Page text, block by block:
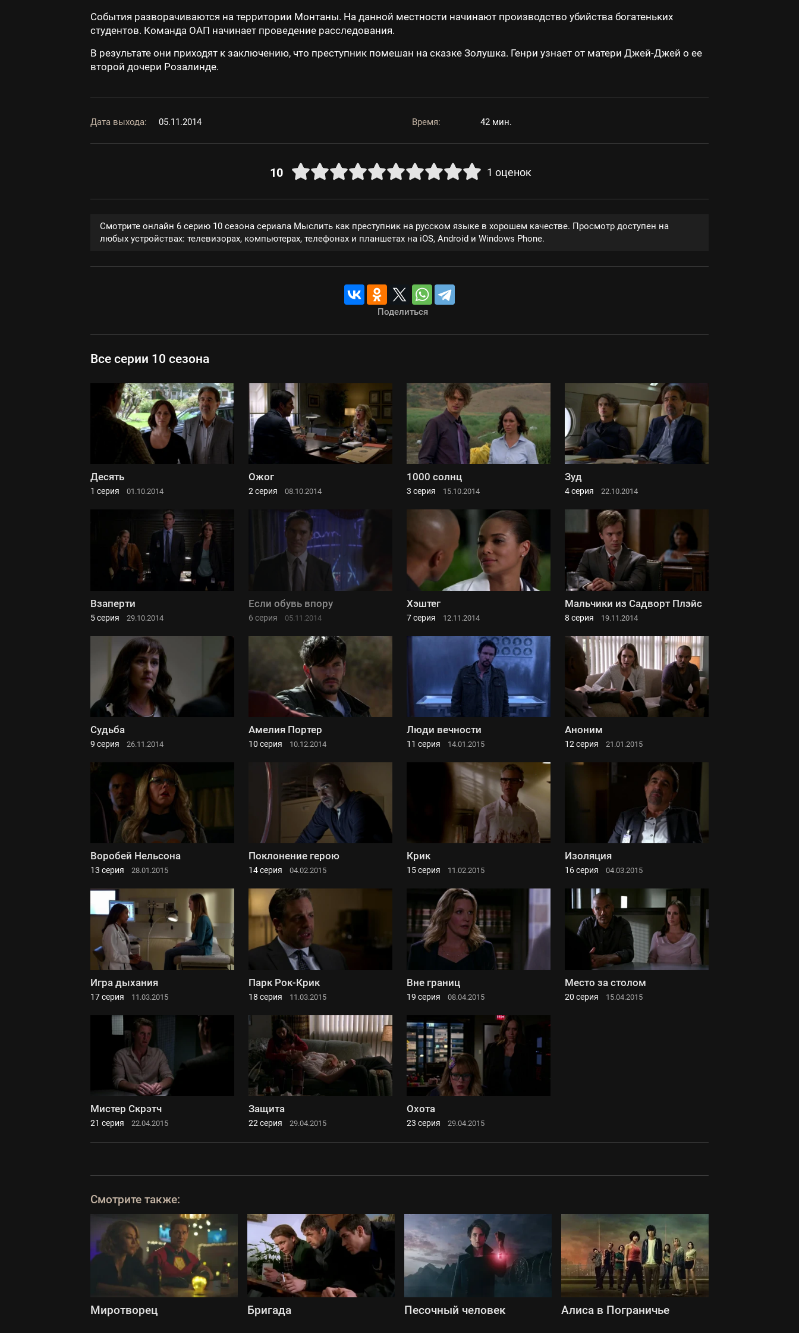
События разворачиваются на территории Монтаны. На данной местности начинают производство убийства богатеньких
студентов. Команда ОАП начинает проведение расследования.
В результате они приходят к заключению, что преступник помешан на сказке Золушка. Генри узнает от матери Джей-Джей о ее
второй дочери Розалинде.
Дата выхода: 05.11.2014 Время: 42 мин.
10 1 оценок
Смотрите онлайн 6 серию 10 сезона сериала Мыслить как преступник на русском языке в хорошем качестве. Просмотр доступен на
любых устройствах: телевизорах, компьютерах, телефонах и планшетах на iOS, Android и Windows Phone.
Поделиться
Все серии 10 сезона
Десять
1 серия 01.10.2014
Ожог
2 серия 08.10.2014
1000 солнц
3 серия 15.10.2014
Зуд
4 серия 22.10.2014
Взаперти
5 серия 29.10.2014
Если обувь впору
6 серия 05.11.2014
Хэштег
7 серия 12.11.2014
Мальчики из Садворт Плэйс
8 серия 19.11.2014
Судьба
9 серия 26.11.2014
Амелия Портер
10 серия 10.12.2014
Люди вечности
11 серия 14.01.2015
Аноним
12 серия 21.01.2015
Воробей Нельсона
13 серия 28.01.2015
Поклонение герою
14 серия 04.02.2015
Крик
15 серия 11.02.2015
Изоляция
16 серия 04.03.2015
Игра дыхания
17 серия 11.03.2015
Парк Рок-Крик
18 серия 11.03.2015
Вне границ
19 серия 08.04.2015
Место за столом
20 серия 15.04.2015
Мистер Скрэтч
21 серия 22.04.2015
Защита
22 серия 29.04.2015
Охота
23 серия 29.04.2015
Смотрите также:
Миротворец Бригада Песочный человек Алиса в Пограничье